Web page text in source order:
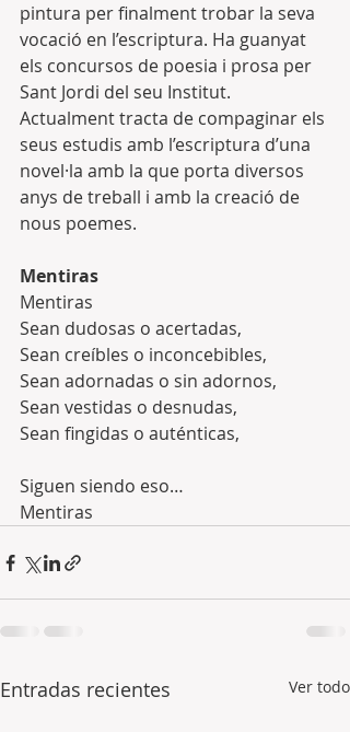
pintura per finalment trobar la seva
vocació en l’escriptura. Ha guanyat
els concursos de poesia i prosa per
Sant Jordi del seu Institut.
Actualment tracta de compaginar els
seus estudis amb l’escriptura d’una
novel·la amb la que porta diversos
anys de treball i amb la creació de
nous poemes.
Mentiras
Mentiras
Sean dudosas o acertadas,
Sean creíbles o inconcebibles,
Sean adornadas o sin adornos,
Sean vestidas o desnudas,
Sean fingidas o auténticas,
Siguen siendo eso…
Mentiras
Entradas recientes Ver todo